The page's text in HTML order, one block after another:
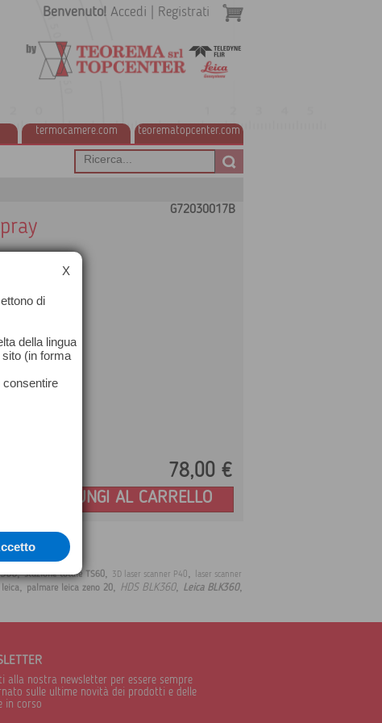
termocamere.com teorematopcenter.com
Benvenuto! Accedi Registrati
G72030017B
78,00 €
AGGIUNGI AL CARRELLO
,stazione totale TS60, 3D laser scanner P40,
laser scanner
, palmare leica zeno 20, HDS BLK360, Leica BLK360,
alla nostra newsletter per essere sempre
sulle ultime novità dei prodotti e delle
in corso
X
di
della lingua
(in forma
consentire